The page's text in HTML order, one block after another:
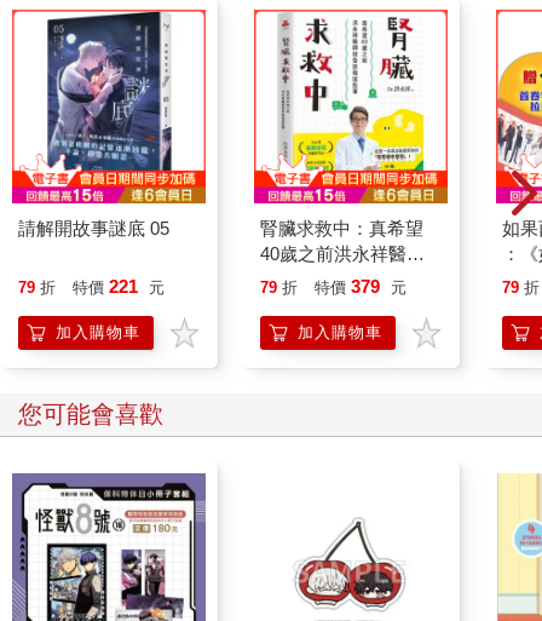
請解開故事謎底 05
79 折 特價 221 元
加入購物車
腎臟求救中：真希望
40歲之前洪永祥醫師
就告訴我這些事
79 折 特價 379 元
加入購物車
如
：
喵
79 折
您可能會喜歡